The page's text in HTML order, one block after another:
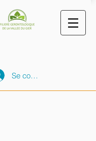
Se connecter